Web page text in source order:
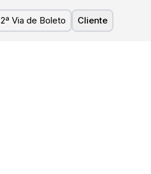
2ª Via de Boleto Cliente